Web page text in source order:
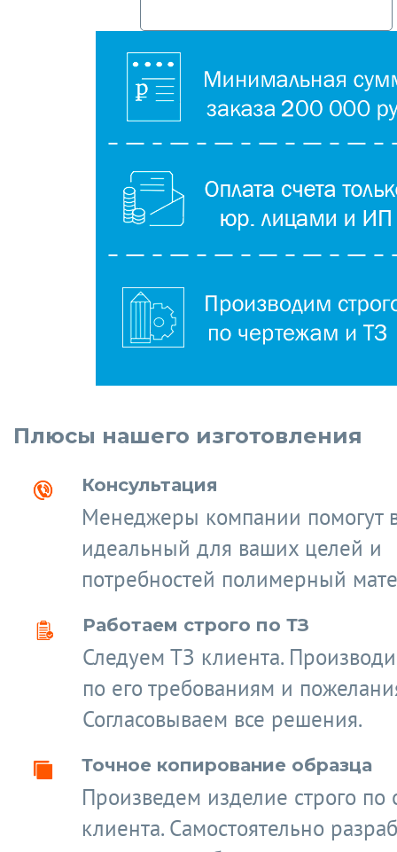
Плюсы нашего изготовления
Консультация
Менеджеры компании помогут
идеальный для ваших целей и
потребностей полимерный
Работаем строго по ТЗ
Следуем ТЗ клиента.
по его требованиям и
Согласовываем все решения.
Точное копирование образца
Произведем изделие строго по
клиента. Самостоятельно